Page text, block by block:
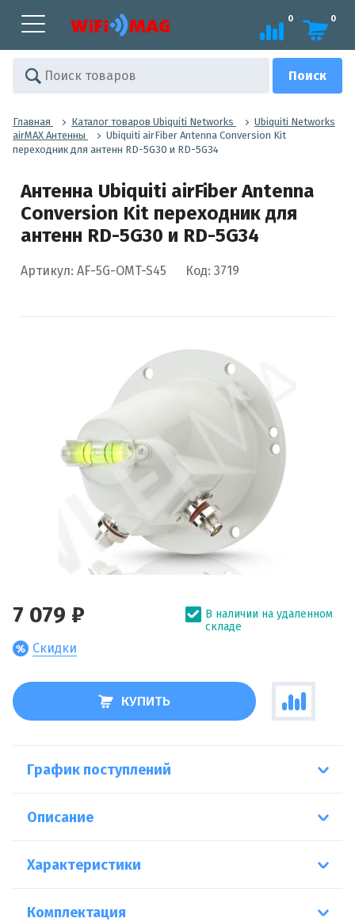
0 0
Главная Каталог товаров Ubiquiti Networks
Ubiquiti Networks
airMAX Антенны
Ubiquiti airFiber Antenna Conversion Kit
переходник для антенн RD-5G30 и RD-5G34
Антенна Ubiquiti airFiber Antenna
Conversion Kit переходник для
антенн RD-5G30 и RD-5G34
Артикул: AF-5G-OMT-S45 Код: 3719
7 079 ₽
Скидки
В наличии на удаленном
складе
КУПИТЬ
График поступлений
Описание
Характеристики
Комплектация